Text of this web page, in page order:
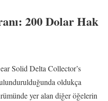
200 Dolar Hak
Solid Delta Collector’s
oldukça
yer alan diğer öğelerin